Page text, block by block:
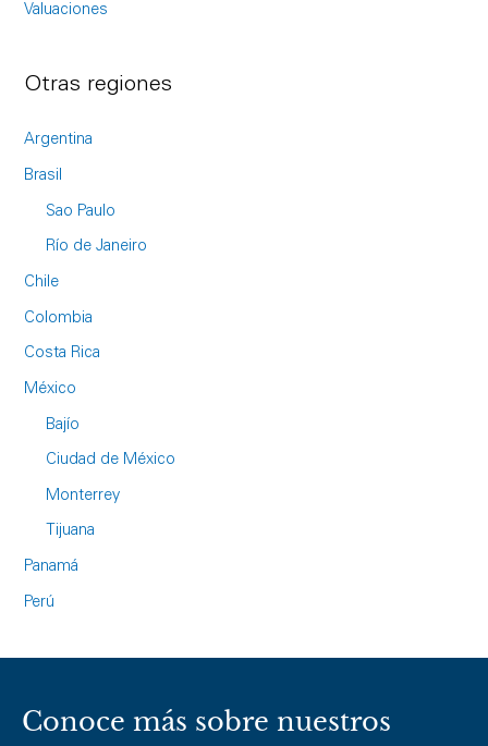
Valuaciones
Otras regiones
Argentina
Brasil
Sao Paulo
Río de Janeiro
Chile
Colombia
Costa Rica
México
Bajío
Ciudad de México
Monterrey
Tijuana
Panamá
Perú
Conoce más sobre nuestros